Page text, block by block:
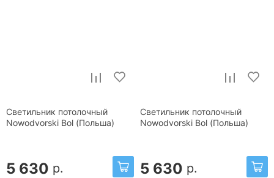
Светильник потолочный
Nowodvorski Bol (Польша)
5 630 р.
Светильник потолочный
Nowodvorski Bol (Польша)
5 630 р.